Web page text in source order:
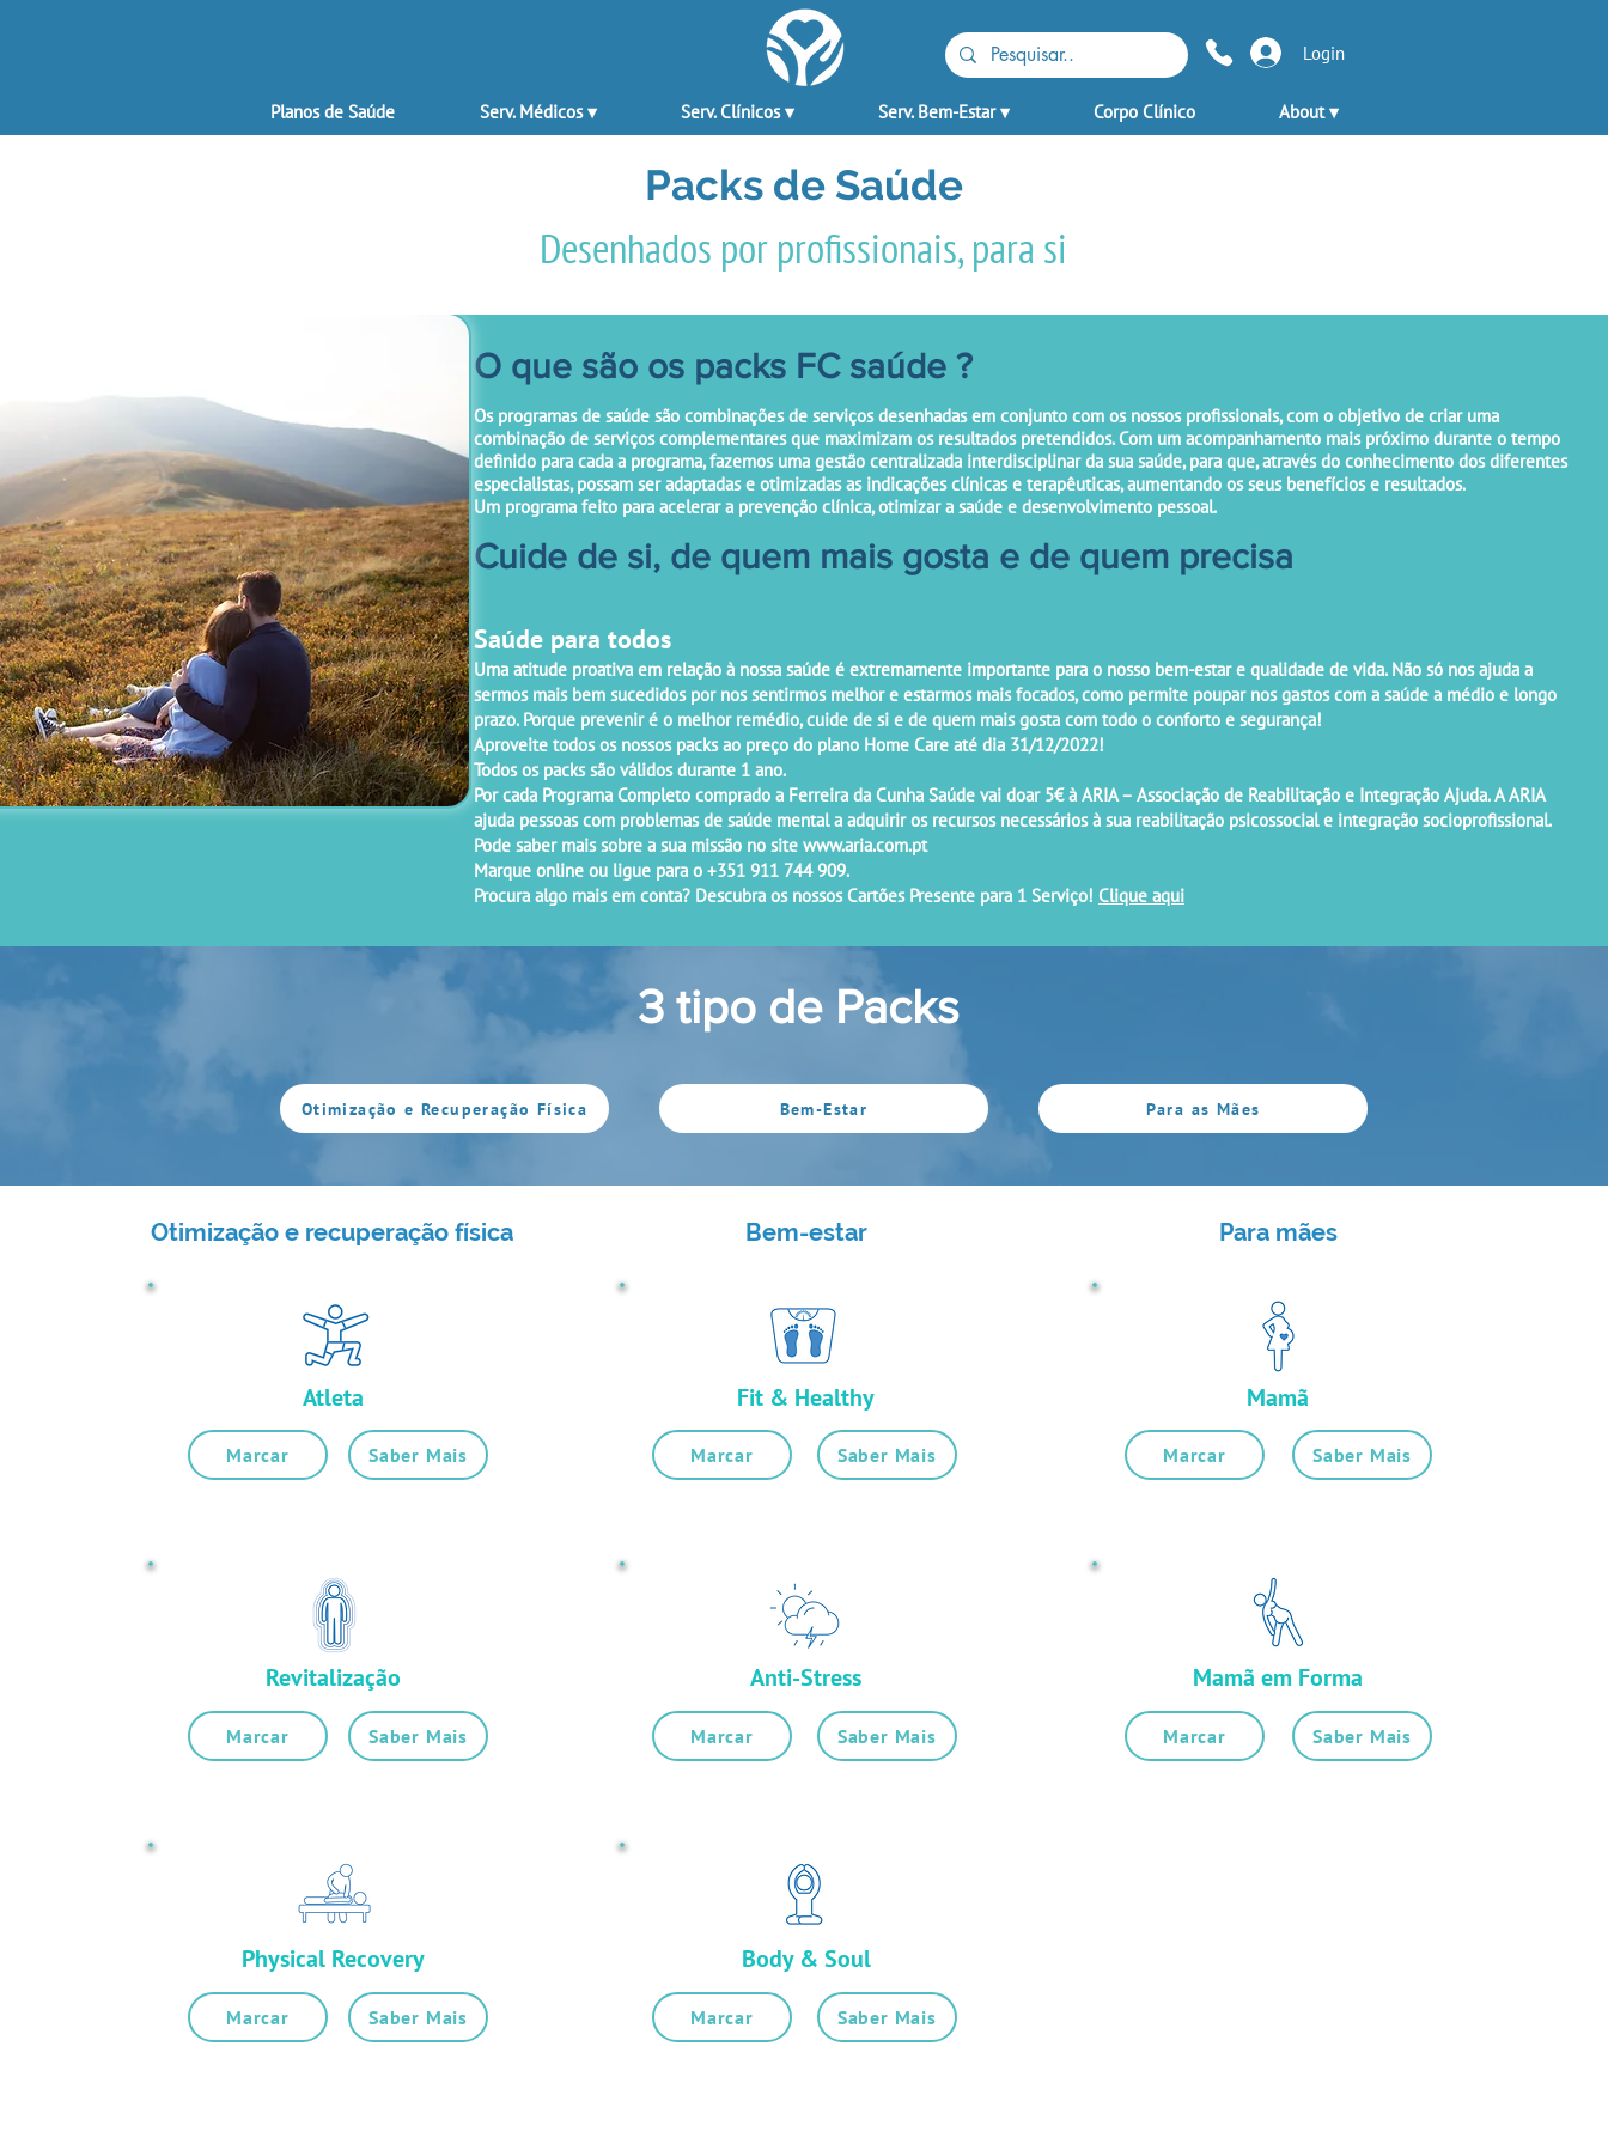
Planos de Saúde Serv. Médicos ▾ Serv. Clínicos ▾ Serv. Bem-Estar ▾ Corpo Clínico About ▾
Login
Packs de Saúde
Desenhados por profissionais, para si
O que são os packs FC saúde ?
Os programas de saúde são combinações de serviços desenhadas em conjunto com os nossos profissionais, com o objetivo de criar uma
combinação de serviços complementares que maximizam os resultados pretendidos. Com um acompanhamento mais próximo durante o tempo
definido para cada a programa, fazemos uma gestão centralizada interdisciplinar da sua saúde, para que, através do conhecimento dos diferentes
especialistas, possam ser adaptadas e otimizadas as indicações clínicas e terapêuticas, aumentando os seus benefícios e resultados.
Um programa feito para acelerar a prevenção clínica, otimizar a saúde e desenvolvimento pessoal.
Cuide de si, de quem mais gosta e de quem precisa
Saúde para todos
Uma atitude proativa em relação à nossa saúde é extremamente importante para o nosso bem-estar e qualidade de vida. Não só nos ajuda a
sermos mais bem sucedidos por nos sentirmos melhor e estarmos mais focados, como permite poupar nos gastos com a saúde a médio e longo
prazo. Porque prevenir é o melhor remédio, cuide de si e de quem mais gosta com todo o conforto e segurança!
Aproveite todos os nossos packs ao preço do plano Home Care até dia 31/12/2022!
Todos os packs são válidos durante 1 ano.
Por cada Programa Completo comprado a Ferreira da Cunha Saúde vai doar 5€ à ARIA – Associação de Reabilitação e Integração Ajuda. A ARIA
ajuda pessoas com problemas de saúde mental a adquirir os recursos necessários à sua reabilitação psicossocial e integração socioprofissional.
Pode saber mais sobre a sua missão no site www.aria.com.pt
Marque online ou ligue para o +351 911 744 909.
Procura algo mais em conta? Descubra os nossos Cartões Presente para 1 Serviço! Clique aqui
3 tipo de Packs
Otimização e Recuperação Física Bem-Estar Para as Mães
Otimização e recuperação física
Atleta
Marcar Saber Mais
Revitalização
Marcar Saber Mais
Physical Recovery
Marcar Saber Mais
Bem-estar
Fit & Healthy
Marcar Saber Mais
Anti-Stress
Marcar Saber Mais
Body & Soul
Marcar Saber Mais
Para mães
Mamã
Marcar Saber Mais
Mamã em Forma
Marcar Saber Mais